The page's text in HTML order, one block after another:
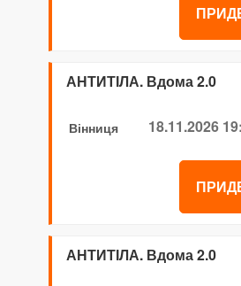
АНТИТІЛА. Вдома 2.0
Вінниця 18.11.2026
АНТИТІЛА. Вдома 2.0